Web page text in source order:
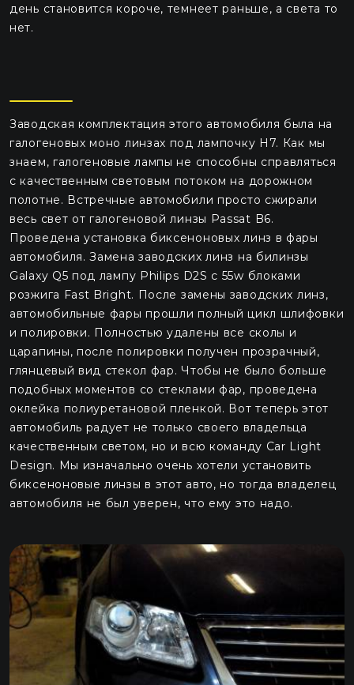
день становится короче, темнеет раньше, а света то
нет.
Заводская комплектация этого автомобиля была на
галогеновых моно линзах под лампочку Н7. Как мы
знаем, галогеновые лампы не способны справляться
с качественным световым потоком на дорожном
полотне. Встречные автомобили просто сжирали
весь свет от галогеновой линзы Passat B6.
Проведена установка биксеноновых линз в фары
автомобиля. Замена заводских линз на билинзы
Galaxy Q5 под лампу Philips D2S с 55w блоками
розжига Fast Bright. После замены заводских линз,
автомобильные фары прошли полный цикл шлифовки
и полировки. Полностью удалены все сколы и
царапины, после полировки получен прозрачный,
глянцевый вид стекол фар. Чтобы не было больше
подобных моментов со стеклами фар, проведена
оклейка полиуретановой пленкой. Вот теперь этот
автомобиль радует не только своего владельца
качественным светом, но и всю команду Car Light
Design. Мы изначально очень хотели установить
биксеноновые линзы в этот авто, но тогда владелец
автомобиля не был уверен, что ему это надо.